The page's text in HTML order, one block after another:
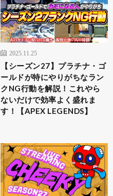
2025.11.25
【シーズン27】プラチナ・ゴ
ールドが特にやりがちなラン
クNG行動を解説！これやら
ないだけで効率よく盛れま
す！【APEX LEGENDS】